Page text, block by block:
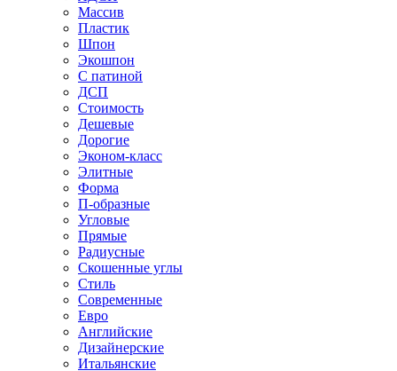
Массив
Пластик
Шпон
Экошпон
С патиной
ДСП
Стоимость
Дешевые
Дорогие
Эконом-класс
Элитные
Форма
П-образные
Угловые
Прямые
Радиусные
Скошенные углы
Стиль
Современные
Евро
Английские
Дизайнерские
Итальянские